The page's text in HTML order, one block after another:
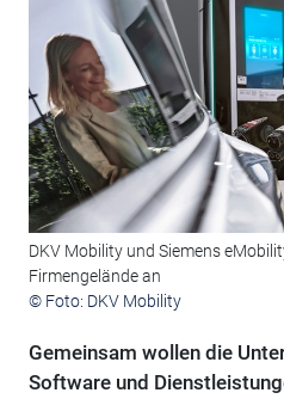
DKV Mobility und Siemens
Firmengelände an
© Foto: DKV Mobility
Gemeinsam wollen die
Software und